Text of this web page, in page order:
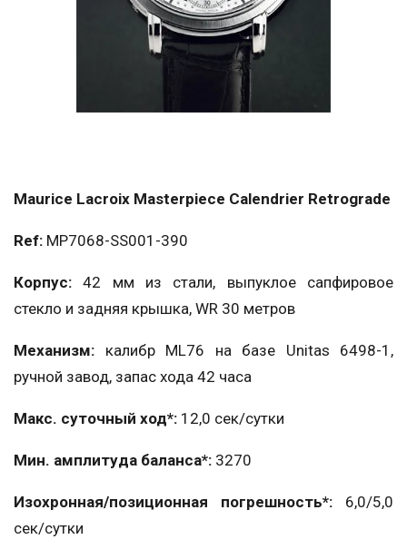
Maurice Lacroix Masterpiece Calendrier Retrograde
Ref: MP7068-SS001-390
Корпус:42 мм из стали, выпуклое сапфировое
стекло и задняя крышка, WR 30 метров
Механизм: калибр ML76 на базе Unitas 6498-1,
ручной завод, запас хода 42 часа
Макс. суточный ход*: 12,0 сек/сутки
Мин. амплитуда баланса*: 3270
Изохронная/позиционная погрешность*: 6,0/5,0
сек/сутки